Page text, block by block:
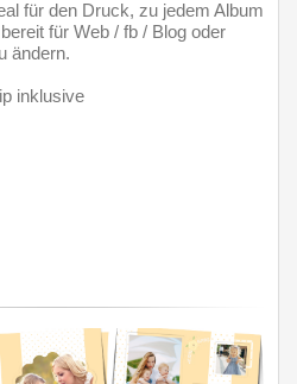
für den Druck, zu jedem Album
für Web / fb / Blog oder
ändern.
inklusive